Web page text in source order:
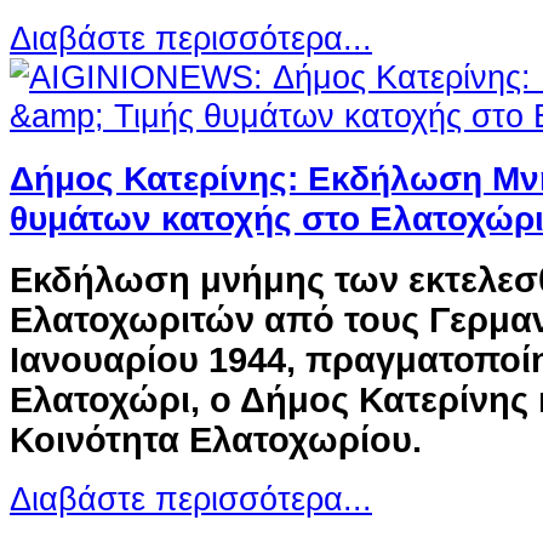
Διαβάστε περισσότερα...
Δήμος Κατερίνης: Εκδήλωση
θυμάτων κατοχής στο Ελατοχώρι
Εκδήλωση μνήμης των
Ελατοχωριτών από τους
Ιανουαρίου 1944,
Ελατοχώρι, ο Δήμος Κατερίνης
Κοινότητα Ελατοχωρίου.
Διαβάστε περισσότερα...